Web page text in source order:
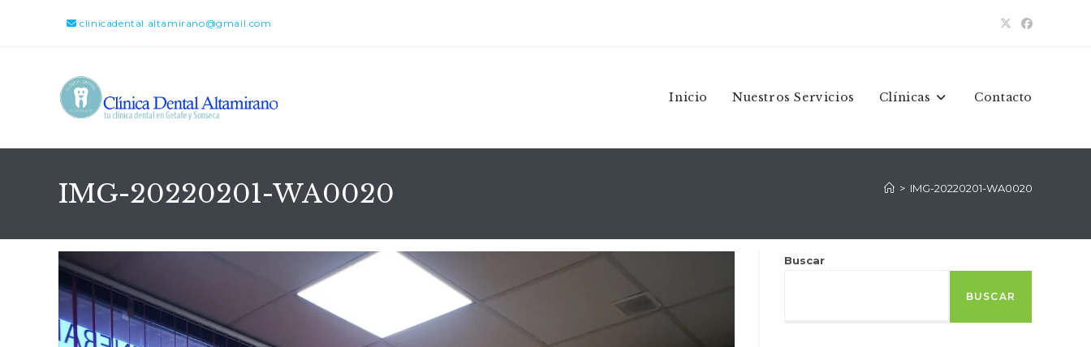
clinicadental.altamirano@gmail.com
Inicio Nuestros Servicios Clínicas Contacto
IMG-20220201-WA0020 > IMG-20220201-WA0020
Buscar
BUSCAR